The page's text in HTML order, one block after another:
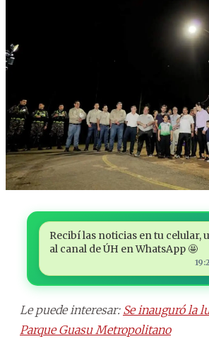
Recibí las noticias en tu celular,
al canal de ÚH en WhatsApp 🤩
Le puede interesar: Se inauguró la
Parque Guasu Metropolitano